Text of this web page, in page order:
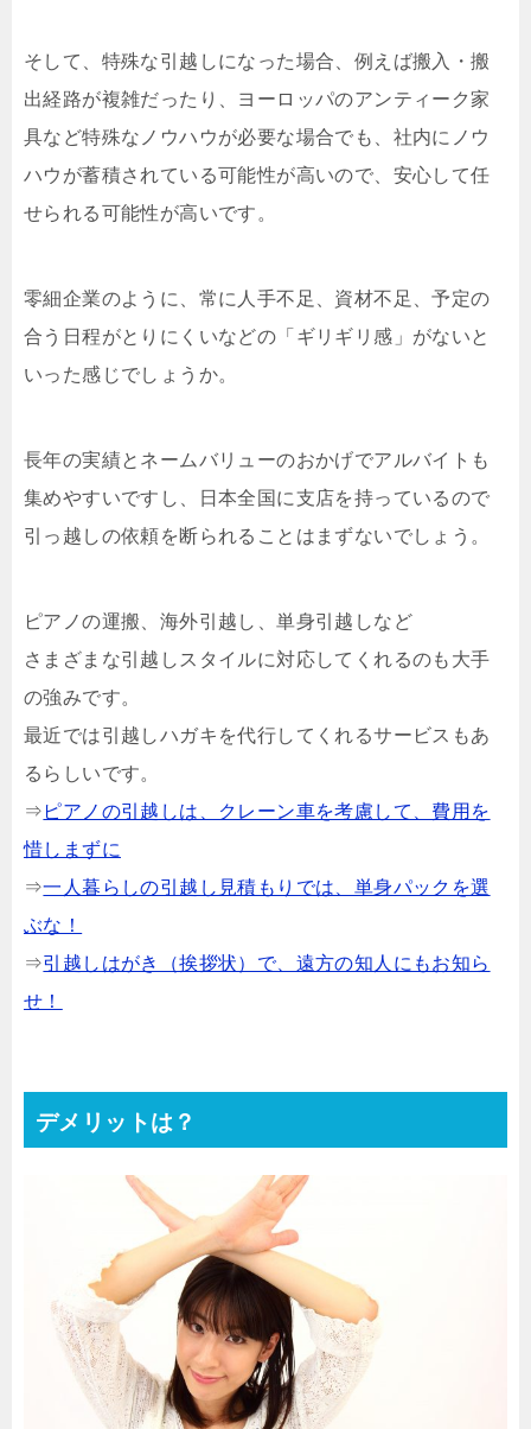
そして、特殊な引越しになった場合、例えば搬入・搬
出経路が複雑だったり、ヨーロッパのアンティーク家
具など特殊なノウハウが必要な場合でも、社内にノウ
ハウが蓄積されている可能性が高いので、安心して任
せられる可能性が高いです。
零細企業のように、常に人手不足、資材不足、予定の
合う日程がとりにくいなどの「ギリギリ感」がないと
いった感じでしょうか。
長年の実績とネームバリューのおかげでアルバイトも
集めやすいですし、日本全国に支店を持っているので
引っ越しの依頼を断られることはまずないでしょう。
ピアノの運搬、海外引越し、単身引越しなど
さまざまな引越しスタイルに対応してくれるのも大手
の強みです。
最近では引越しハガキを代行してくれるサービスもあ
るらしいです。
⇒ ピアノの引越しは、クレーン車を考慮して、費用を
惜しまずに
⇒一人暮らしの引越し見積もりでは、単身パックを選
ぶな！
⇒引越しはがき（挨拶状）で、遠方の知人にもお知ら
せ！
デメリットは？